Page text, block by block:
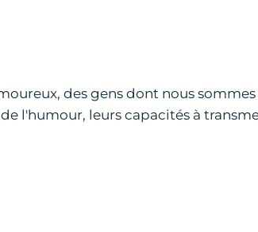
des gens dont nous
l'humour, leurs capacités à